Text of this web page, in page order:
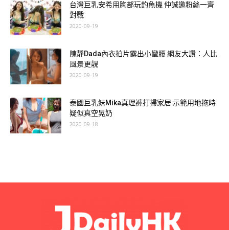
台灣巨乳安希用胸部玩釣魚機 仲誠邀粉絲一齊
對戰
2020-09-19
陳靜Dada內衣拍片露出小蠻腰 網友大讚：人比
風景更靚
2020-09-19
泰國巨乳妹Mika真理褲打掃家居 示範用地拖時
疑似真空晃奶
2020-09-18